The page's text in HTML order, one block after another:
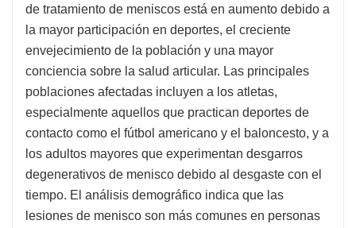
de tratamiento de meniscos está en aumento debido a
la mayor participación en deportes, el creciente
envejecimiento de la población y una mayor
conciencia sobre la salud articular. Las principales
poblaciones afectadas incluyen a los atletas,
especialmente aquellos que practican deportes de
contacto como el fútbol americano y el baloncesto, y a
los adultos mayores que experimentan desgarros
degenerativos de menisco debido al desgaste con el
tiempo. El análisis demográfico indica que las
lesiones de menisco son más comunes en personas